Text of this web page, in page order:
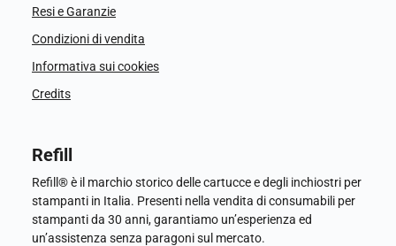
Resi e Garanzie
Condizioni di vendita
Informativa sui cookies
Credits
Refill
Refill® è il marchio storico delle cartucce e degli inchiostri per
stampanti in Italia. Presenti nella vendita di consumabili per
stampanti da 30 anni, garantiamo un’esperienza ed
un’assistenza senza paragoni sul mercato.